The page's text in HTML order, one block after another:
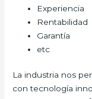
Experiencia
Rentabilidad
Garantía
etc
La industria nos
con tecnología